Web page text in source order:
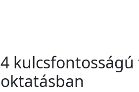
4
oktatásban